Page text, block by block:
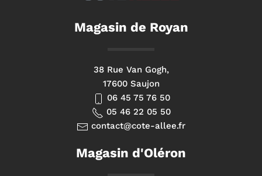
Magasin de Royan
38 Rue Van Gogh,
17600 Saujon
06 45 75 76 50
05 46 22 05 50
contact@cote-allee.fr
Magasin d'Oléron